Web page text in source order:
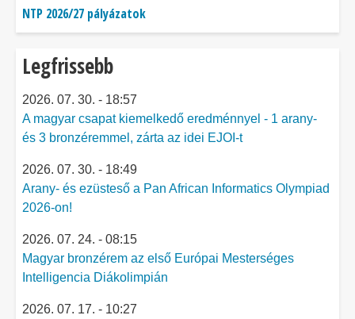
NTP 2026/27 pályázatok
Legfrissebb
2026. 07. 30. - 18:57
A magyar csapat kiemelkedő eredménnyel - 1 arany-
és 3 bronzéremmel, zárta az idei EJOI-t
2026. 07. 30. - 18:49
Arany- és ezüsteső a Pan African Informatics Olympiad
2026-on!
2026. 07. 24. - 08:15
Magyar bronzérem az első Európai Mesterséges
Intelligencia Diákolimpián
2026. 07. 17. - 10:27